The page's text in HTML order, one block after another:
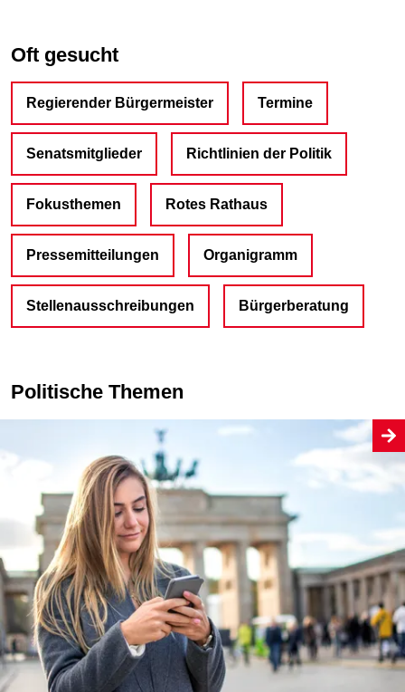
Oft gesucht
Regierender Bürgermeister Termine
Senatsmitglieder Richtlinien der Politik
Fokusthemen Rotes Rathaus
Pressemitteilungen Organigramm
Stellenausschreibungen Bürgerberatung
Politische Themen